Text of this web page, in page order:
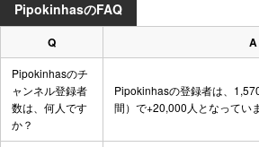
PipokinhasのFAQ
Q A
Pipokinhasのチ
ャンネル登録者
数は、何人です
か？
Pipokinhasの登録者は、
間）で+20,000人となっていま